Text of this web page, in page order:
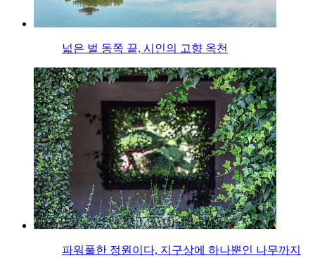
넓은 벌 동쪽 끝, 시인의 고향 옥천
파워풀한 정원이다, 지구상에 하나뿐인 나무까지